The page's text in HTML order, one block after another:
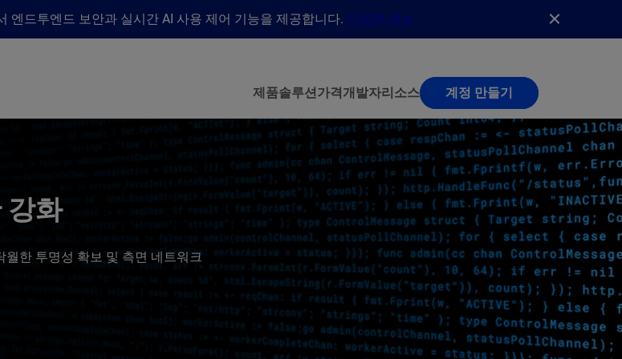
엔드투엔드 보안과 실시간 AI 사용 제어 기능을 제공합니다. 자세한 정보
제품솔루션가격개발자리소스 계정 만들기
강화
한 투명성 확보 및 측면 네트워크